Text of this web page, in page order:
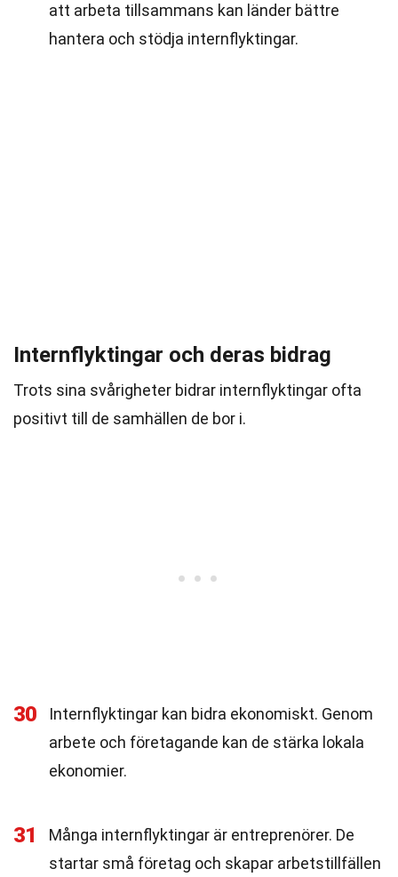
att arbeta tillsammans kan länder bättre
hantera och stödja internflyktingar.
Internflyktingar och deras bidrag
Trots sina svårigheter bidrar internflyktingar ofta
positivt till de samhällen de bor i.
30
Internflyktingar kan bidra ekonomiskt. Genom
arbete och företagande kan de stärka lokala
ekonomier.
31
Många internflyktingar är entreprenörer. De
startar små företag och skapar arbetstillfällen